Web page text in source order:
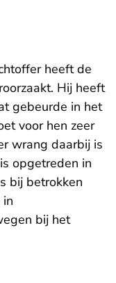
heeft de
Hij heeft
gebeurde in het
voor hen zeer
wrang daarbij is
opgetreden in
bij betrokken
bij het